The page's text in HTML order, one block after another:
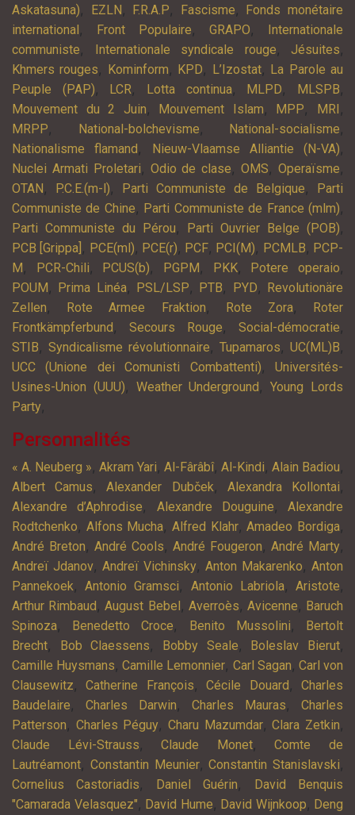
Askatasuna), EZLN , F.R.A.P, Fascisme,
Fonds monétaire
international , Front Populaire, GRAPO,
Internationale
communiste, Internationale syndicale rouge, Jésuites,
Khmers rouges, Kominform, KPD, L’Izostat, La Parole au
Peuple (PAP), LCR, Lotta continua, MLPD, MLSPB,
Mouvement du 2 Juin, Mouvement Islam, MPP, MRI ,
MRPP, National-bolchevisme, National-socialisme,
Nationalisme flamand , Nieuw-Vlaamse Alliantie (N-VA),
Nuclei Armati Proletari, Odio de clase,OMS,Operaïsme,
OTAN , P.C.E.(m-l), Parti Communiste de Belgique,
Parti
Communiste de Chine, Parti Communiste de France (mlm),
Parti Communiste du Pérou, Parti Ouvrier Belge (POB),
PCB [Grippa] , PCE(ml), PCE(r), PCF, PCI(M), PCMLB, PCP-
M , PCR-Chili, PCUS(b), PGPM , PKK, Potere operaio,
POUM , Prima Linéa, PSL/LSP, PTB, PYD,
Revolutionäre
Zellen, Rote Armee Fraktion, Rote Zora,
Roter
Frontkämpferbund , Secours Rouge, Social-démocratie,
STIB, Syndicalisme révolutionnaire, Tupamaros, UC(ML)B,
UCC (Unione dei Comunisti Combattenti),Universités-
Usines-Union (UUU), Weather Underground ,Young Lords
Party,
Personnalités
« A. Neuberg », Akram Yari, Al-Fârâbî, Al-Kindi, Alain Badiou,
Albert Camus,Alexander Dubček, Alexandra Kollontai,
Alexandre d’Aphrodise, Alexandre Douguine, Alexandre
Rodtchenko, Alfons Mucha,Alfred Klahr,Amadeo Bordiga,
André Breton, André Cools, André Fougeron, André Marty,
Andreï Jdanov, Andreï Vichinsky, Anton Makarenko, Anton
Pannekoek,Antonio Gramsci, Antonio Labriola,Aristote,
Arthur Rimbaud ,August Bebel , Averroès, Avicenne, Baruch
Spinoza, Benedetto Croce, Benito Mussolini,
Bertolt
Brecht, Bob Claessens, Bobby Seale, Boleslav Bierut,
Camille Huysmans,Camille Lemonnier, Carl Sagan, Carl von
Clausewitz,Catherine François,Cécile Douard ,Charles
Baudelaire, Charles Darwin, Charles Mauras, Charles
Patterson, Charles Péguy,Charu Mazumdar,Clara Zetkin,
Claude Lévi-Strauss,Claude Monet,Comte de
Lautréamont, Constantin Meunier,Constantin Stanislavski,
Cornelius Castoriadis, Daniel Guérin,
David Benquis
"Camarada Velasquez", David Hume, David Wijnkoop, Deng